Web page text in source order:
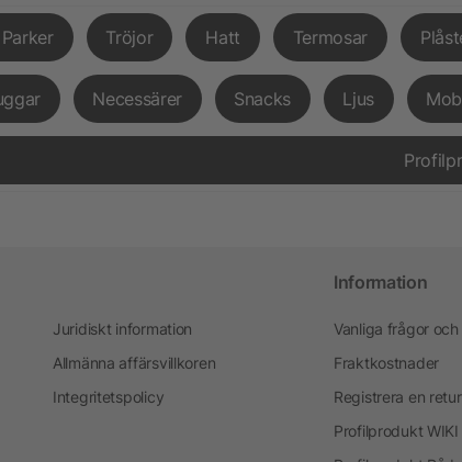
Tröjor Hatt Termosar
Necessärer Snacks Ljus
Juridiskt information
Allmänna affärsvillkoren
Integritetspolicy
Information
Vanliga frågor
Fraktkostnader
Registrera en retur
Profilprodukt WIKI